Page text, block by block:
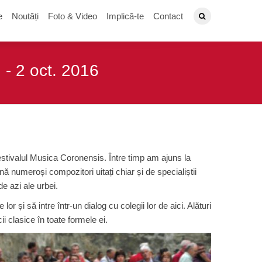
Noutăți Foto & Video Implică-te Contact
- 2 oct. 2016
Musica Coronensis. Între timp am ajuns la
numeroși compozitori uitați chiar și de specialiștii
azi ale urbei.
și să intre într-un dialog cu colegii lor de aici. Alături
clasice în toate formele ei.